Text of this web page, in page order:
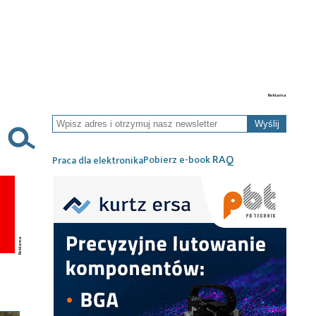
Wyślij
Praca dla elektronikaPobierz e-bookRAQ